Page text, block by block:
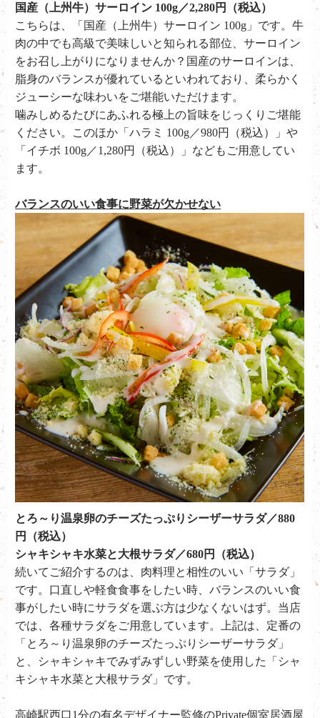
国産（上州牛）サーロイン 100g／2,280円（税込）
こちらは、「国産（上州牛）サーロイン 100g」です。牛
肉の中でも高級で美味しいと知られる部位、サー ロイン
をお召し上がりになりませんか？国産のサーロインは、
脂身のバランスが優れているといわれており、柔らかく
ジューシーな味わいをご堪能いただけます。
噛みしめるたびにあふれる極上の旨味をじっくりご堪能
ください。このほか「ハラミ 100g／980円（税込）」や
「イチボ 100g／1,280円（税込）」などもご用意してい
ます。
バランスのいい食事に野菜が欠かせない
とろ～り温泉卵のチーズたっぷりシーザーサラダ／880
円（税込）
シャキシャキ水菜と大根サラダ／680円（税込）
続いてご紹介するのは、肉料理と相性のいい「サラダ」
です。口直しや軽食食事をしたい時、バランスのいい食
事がしたい時にサラダを選ぶ方は少なくないはず。当店
では、各種サラダをご用意しています。上記は、定番の
「とろ～り温泉卵のチーズたっぷりシーザーサラダ」
と、シャキシャキでみずみずしい野菜を使用した「シャ
キシャキ水菜と大根サラダ」です。
高崎駅西口1分の有名デザイナー監修のPrivate個室居酒屋